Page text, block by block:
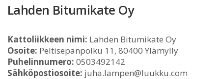
Lahden Bitumikate Oy
Kattoliikkeen nimi: Lahden Bitumikate Oy
Osoite: Peltisepänpolku 11, 80400 Ylämylly
Puhelinnumero: 0503492142
Sähköpostiosoite: juha.lampen@luukku.com